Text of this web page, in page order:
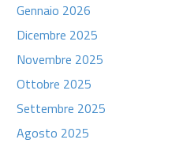
Gennaio 2026
Dicembre 2025
Novembre 2025
Ottobre 2025
Settembre 2025
Agosto 2025